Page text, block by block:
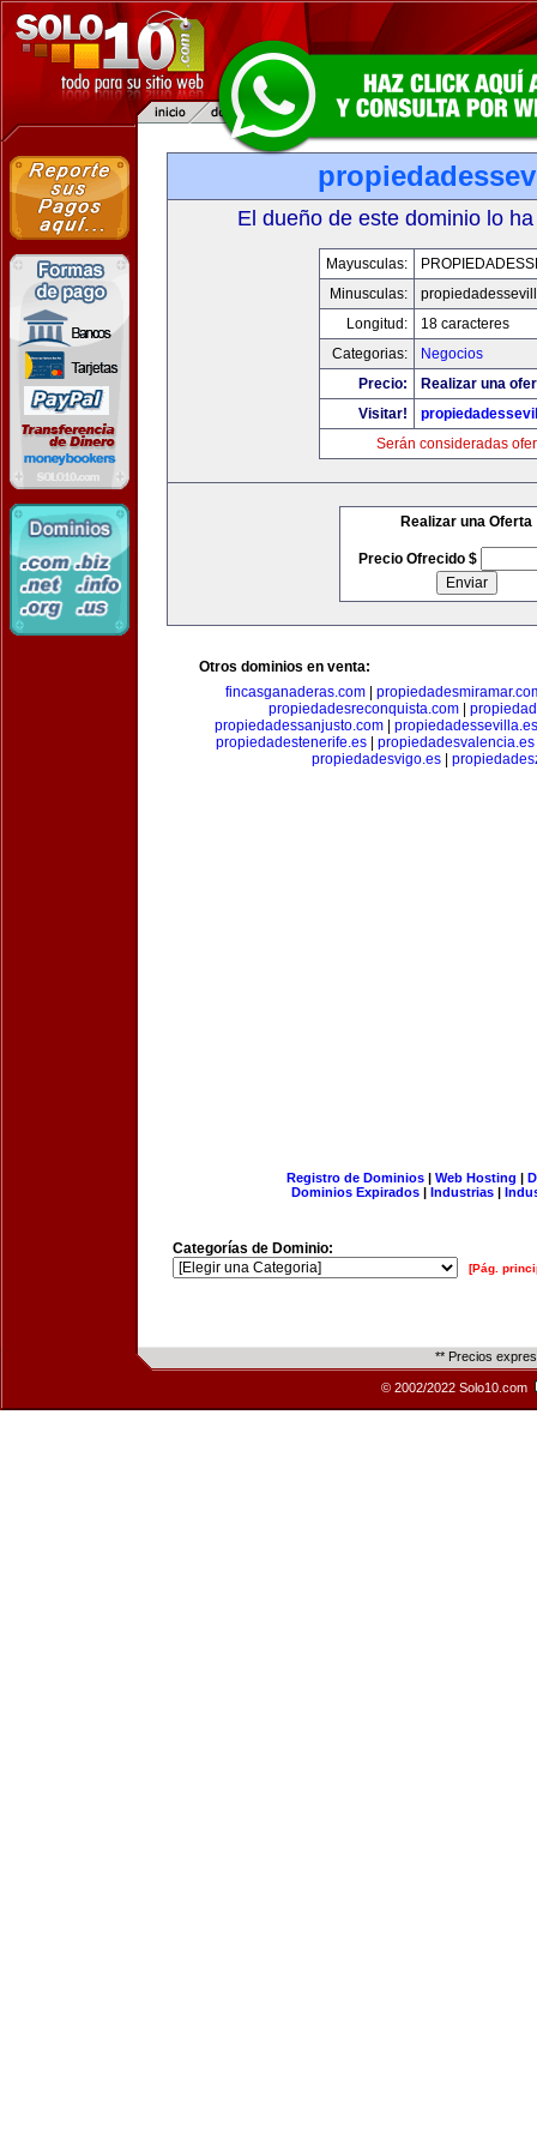
El dueño de este dominio lo
Mayusculas:
Minusculas:
Longitud:
18 caracteres
Categorias:
Negocios
Precio:
Realizar una
Visitar!
Serán consideradas
Realizar una Oferta
Precio Ofrecido $
Otros dominios en venta:
fincasganaderas.com
propiedadesreconquista.com
propiedadessanjusto.com| propiedadessevilla.es
propiedadestenerife.es| propiedadesvalencia.es
propiedadesvigo.es|
Registro de Dominios| Web Hosting |
Dominios Expirados | Industrias |
Categorías de Dominio:
[Pág.
** Precios
© 2002/2022 Solo10.com